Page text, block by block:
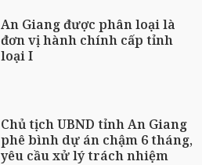
An Giang được phân loại là
đơn vị hành chính cấp tỉnh
loại I
Chủ tịch UBND tỉnh An Giang
phê bình dự án chậm 6 tháng,
yêu cầu xử lý trách nhiệm